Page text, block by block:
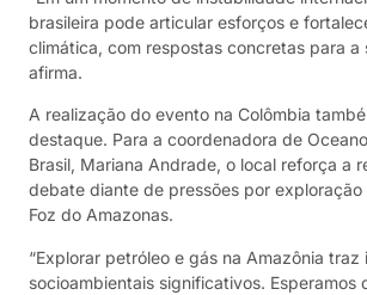
brasileira pode articular esforços e
climática, com respostas concretas para a
afirma.
A realização do evento na Colômbia
destaque. Para a coordenadora de
Brasil, Mariana Andrade, o local reforça a
debate diante de pressões por exploração
Foz do Amazonas.
“Explorar petróleo e gás na Amazônia traz
socioambientais significativos. Esperamos